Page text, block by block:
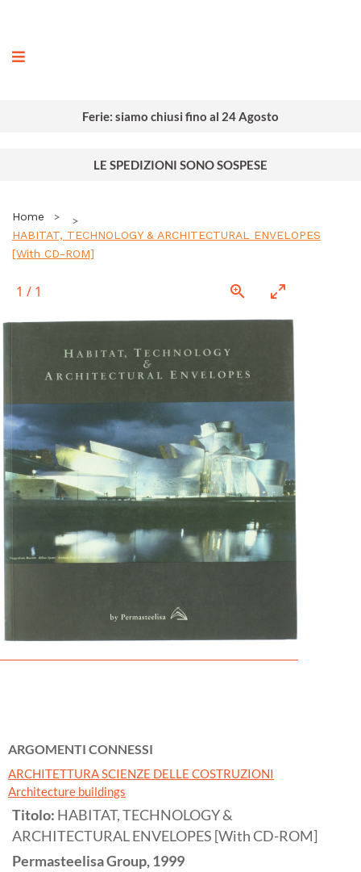
Ferie: siamo chiusi fino al 24 Agosto
LE SPEDIZIONI SONO SOSPESE
Home
HABITAT, TECHNOLOGY & ARCHITECTURAL ENVELOPES
[With CD-ROM]
1 / 1
ARGOMENTI CONNESSI
ARCHITETTURA SCIENZE DELLE COSTRUZIONI
Architecture buildings
Titolo: HABITAT, TECHNOLOGY &
ARCHITECTURAL ENVELOPES [With CD-ROM]
Permasteelisa Group,1999